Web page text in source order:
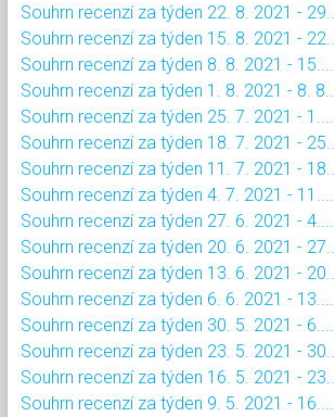
Souhrn recenzí za týden 22. 8. 2021 - 29....
Souhrn recenzí za týden 15. 8. 2021 - 22....
Souhrn recenzí za týden 8. 8. 2021 - 15....
Souhrn recenzí za týden 1. 8. 2021 - 8. 8....
Souhrn recenzí za týden 25. 7. 2021 - 1....
Souhrn recenzí za týden 18. 7. 2021 - 25....
Souhrn recenzí za týden 11. 7. 2021 - 18....
Souhrn recenzí za týden 4. 7. 2021 - 11....
Souhrn recenzí za týden 27. 6. 2021 - 4....
Souhrn recenzí za týden 20. 6. 2021 - 27....
Souhrn recenzí za týden 13. 6. 2021 - 20....
Souhrn recenzí za týden 6. 6. 2021 - 13....
Souhrn recenzí za týden 30. 5. 2021 - 6....
Souhrn recenzí za týden 23. 5. 2021 - 30....
Souhrn recenzí za týden 16. 5. 2021 - 23....
Souhrn recenzí za týden 9. 5. 2021 - 16....